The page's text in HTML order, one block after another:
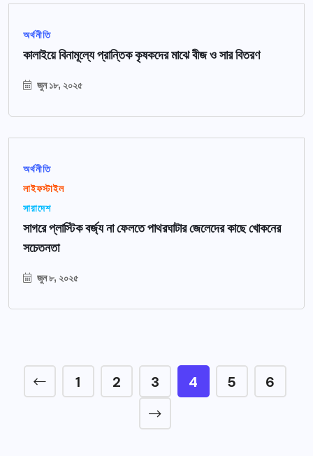
অর্থনীতি
কালাইয়ে বিনামূল্যে প্রান্তিক কৃষকদের মাঝে বীজ ও সার বিতরণ
জুন ১৮, ২০২৫
অর্থনীতি
লাইফস্টাইল
সারাদেশ
সাগরে প্লাস্টিক বর্জ্য না ফেলতে পাথরঘাটার জেলেদের কাছে খোকনের
সচেতনতা
জুন ৮, ২০২৫
1 2 3 4 5 6